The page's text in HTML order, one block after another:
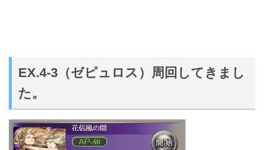
EX.4-3（ゼピュロス）周回してきまし
た。